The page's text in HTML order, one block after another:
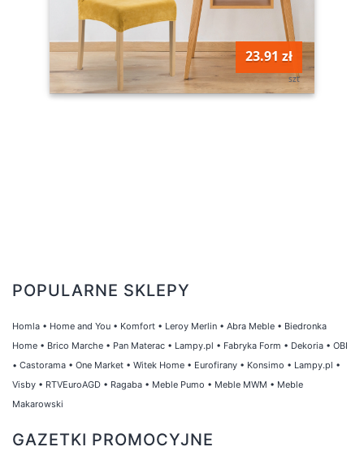
23.91 zł
szt
POPULARNE SKLEPY
Homla • Home and You • Komfort • Leroy Merlin • Abra Meble • Biedronka
Home • Brico Marche • Pan Materac • Lampy.pl • Fabryka Form • Dekoria • OBI
• Castorama • One Market • Witek Home • Eurofirany • Konsimo • Lampy.pl •
Visby • RTVEuroAGD • Ragaba • Meble Pumo • Meble MWM • Meble
Makarowski
GAZETKI PROMOCYJNE